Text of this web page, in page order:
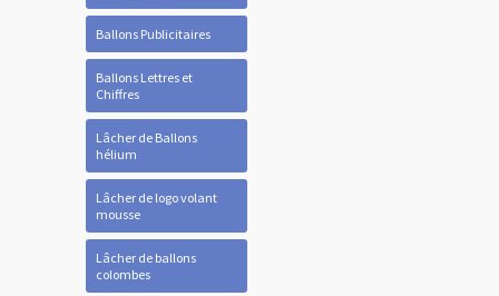
Ballons Publicitaires
Ballons Lettres et
Chiffres
Lâcher de Ballons
hélium
Lâcher de logo volant
mousse
Lâcher de ballons
colombes